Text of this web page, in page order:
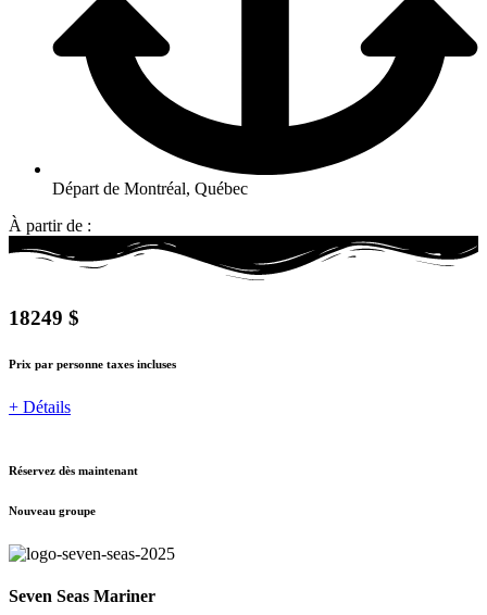
Départ de Montréal, Québec
À partir de :
18249 $
Prix par personne taxes incluses
+ Détails
Réservez dès maintenant
Nouveau groupe
Seven Seas Mariner